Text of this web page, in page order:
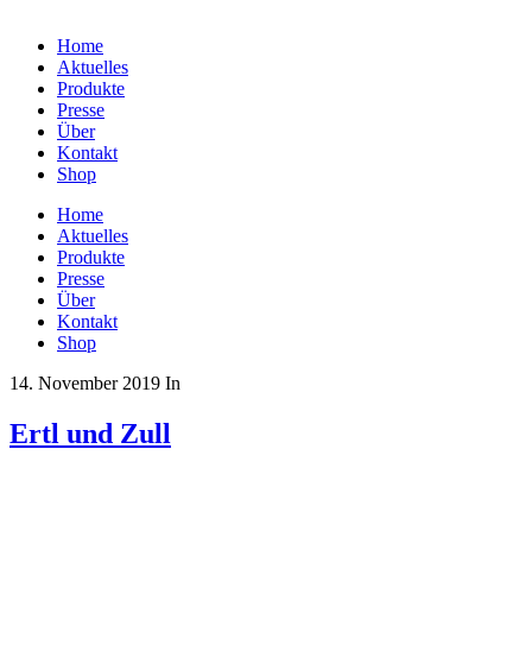
Home
Aktuelles
Produkte
Presse
Über
Kontakt
Shop
Home
Aktuelles
Produkte
Presse
Über
Kontakt
Shop
14. November 2019 In
Ertl und Zull